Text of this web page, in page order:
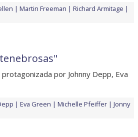
Martin Freeman
Richard Armitage
por Johnny Depp, Eva
Eva Green Michelle Pfeiffer
Jonny